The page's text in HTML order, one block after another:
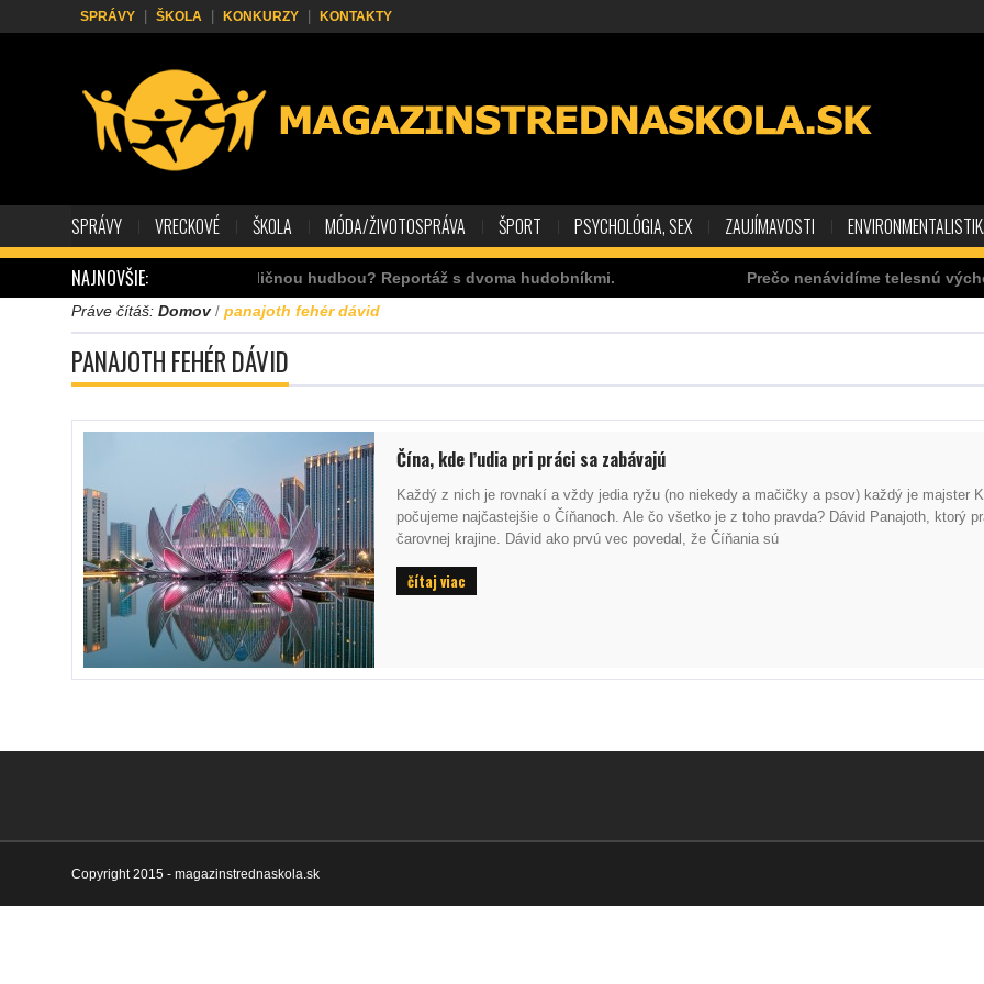
SPRÁVY ŠKOLA KONKURZY KONTAKTY
SPRÁVY VRECKOVÉ ŠKOLA MÓDA/ŽIVOTOSPRÁVA ŠPORT PSYCHOLÓGIA, SEX ZAUJÍMAVOSTI
NAJNOVŠIE:
Ako zarábať s pouličnou hudbou? Reportáž s dvoma hudobníkmi. Prečo nenávidíme telesnú
Práve čítáš: Domov/ panajoth fehér dávid
PANAJOTH FEHÉR DÁVID
Čína, kde ľudia pri práci sa zabávajú
Každý z nich je rovnakí a vždy jedia ryžu (no niekedy a mačičky a psov) každý je majster
počujeme najčastejšie o Číňanoch. Ale čo všetko je z toho pravda? Dávid Panajoth, ktorý
čarovnej krajine. Dávid ako prvú vec povedal, že Číňania sú
čítaj viac
Copyright 2015 - magazinstrednaskola.sk